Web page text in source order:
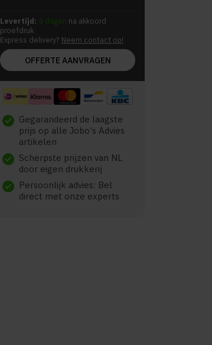
Levertijd: 5 dagen na akkoord
proefdruk
Express delivery? Neem contact op!
OFFERTE AANVRAGEN
check Gegarandeerd de laagste
prijs op alle Jobo's Advies
artikelen
check Scherpste prijzen van NL
door eigen drukkerij
check
Persoonlijk advies: Bel
direct met onze experts